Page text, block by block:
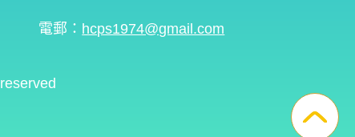
電郵： hcps1974@gmail.com